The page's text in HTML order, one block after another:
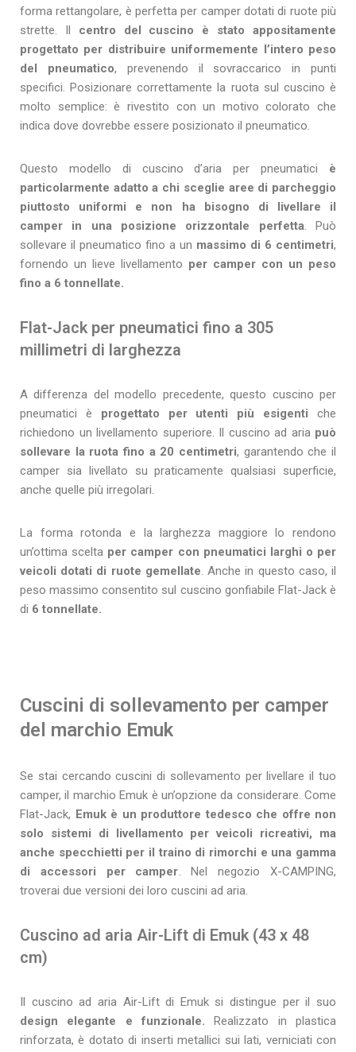
forma rettangolare, è perfetta per camper dotati di ruote più
strette. Il centro del cuscino è stato appositamente
progettato per distribuire uniformemente l’intero peso
del pneumatico, prevenendo il sovraccarico in punti
specifici. Posizionare correttamente la ruota sul cuscino è
molto semplice: è rivestito con un motivo colorato che
indica dove dovrebbe essere posizionato il pneumatico.
Questo modello di cuscino d’aria per pneumatici è
particolarmente adatto a chi sceglie aree di parcheggio
piuttosto uniformi e non ha bisogno di livellare il
camper in una posizione orizzontale perfetta. Può
sollevare il pneumatico fino a un massimo di 6 centimetri,
fornendo un lieve livellamento per camper con un peso
fino a 6 tonnellate.
Flat-Jack per pneumatici fino a 305
millimetri di larghezza
A differenza del modello precedente, questo cuscino per
pneumatici è progettato per utenti più esigenti che
richiedono un livellamento superiore. Il cuscino ad aria può
sollevare la ruota fino a 20 centimetri, garantendo che il
camper sia livellato su praticamente qualsiasi superficie,
anche quelle più irregolari.
La forma rotonda e la larghezza maggiore lo rendono
un’ottima scelta per camper con pneumatici larghi o per
veicoli dotati di ruote gemellate. Anche in questo caso, il
peso massimo consentito sul cuscino gonfiabile Flat-Jack è
di 6 tonnellate.
Cuscini di sollevamento per camper
del marchio Emuk
Se stai cercando cuscini di sollevamento per livellare il tuo
camper, il marchio Emuk è un’opzione da considerare. Come
Flat-Jack, Emuk è un produttore tedesco che offre non
solo sistemi di livellamento per veicoli ricreativi, ma
anche specchietti per il traino di rimorchi e una gamma
di accessori per camper. Nel negozio X-CAMPING,
troverai due versioni dei loro cuscini ad aria.
Cuscino ad aria Air-Lift di Emuk (43 x 48
cm)
Il cuscino ad aria Air-Lift di Emuk si distingue per il suo
design elegante e funzionale. Realizzato in plastica
rinforzata, è dotato di inserti metallici sui lati, verniciati con